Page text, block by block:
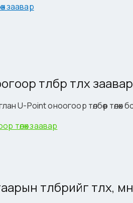
заавар
төлбөр төлөх заавар
U-Point оноогоор төлбөр төлөх
төлөх заавар
төлбөрийг төлөх,